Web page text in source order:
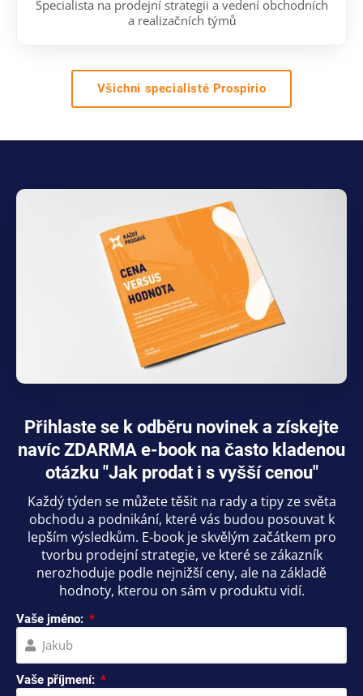
Specialista na prodejní strategii a vedení obchodních
a realizačních týmů
Všichni specialisté Prospirio
Přihlaste se k odběru novinek a získejte
navíc ZDARMA e-book na často kladenou
otázku "Jak prodat i s vyšší cenou"
Každý týden se můžete těšit na rady a tipy ze světa
obchodu a podnikání, které vás budou posouvat k
lepším výsledkům. E-book je skvělým začátkem pro
tvorbu prodejní strategie, ve které se zákazník
nerozhoduje podle nejnižší ceny, ale na základě
hodnoty, kterou on sám v produktu vidí.
Vaše jméno:
Vaše příjmení: